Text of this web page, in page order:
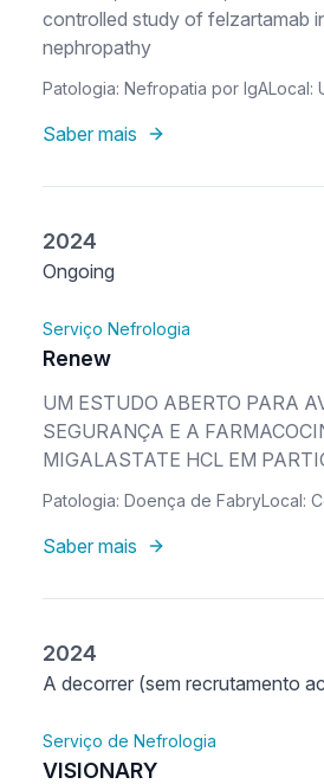
controlled study of felzartamab
nephropathy
Patologia: Nefropatia por IgALocal:
Saber mais
2024
Ongoing
Serviço Nefrologia
Renew
UM ESTUDO ABERTO PARA
SEGURANÇA E A
MIGALASTATE HCL EM
DOENÇA DE FABRY E
SUSCETÍVEIS E
OU DOENÇA RENAL EM FASE
Patologia: Doença de FabryLocal:
Saber mais
2024
A decorrer (sem recrutamento
Serviço de Nefrologia
VISIONARY